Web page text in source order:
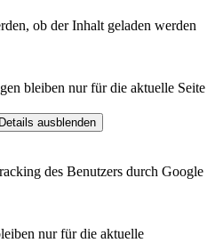
ob der Inhalt geladen werden
bleiben nur für die aktuelle Seite
Details ausblenden
des Benutzers durch Google
nur für die aktuelle